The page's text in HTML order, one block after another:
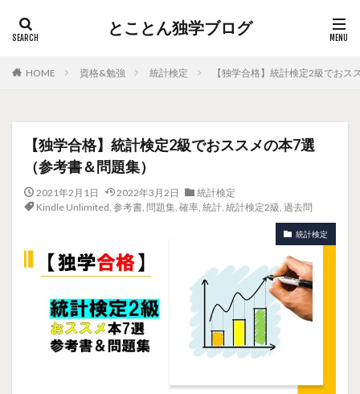
とことん独学ブログ
HOME 資格&勉強 統計検定 【独学合格】統計検定2級でお
【独学合格】統計検定2級でおススメの本7選
（参考書＆問題集）
2021年2月1日 2022年3月2日
統計検定
Kindle Unlimited, 参考書, 問題集, 確率, 統計, 統計検定2級, 過去問
統計検定